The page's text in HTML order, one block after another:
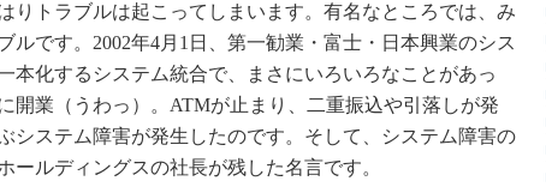
りトラブルは起こってしまいます。有名なところでは、み
ルです。2002年4月1日、第一勧業・富士・日本興業のシス
本化するシステム統合で、まさにいろいろなことがあっ
開業（うわっ）。ATMが止まり、二重振込や引落しが発
システム障害が発生したのです。そして、システム障害の
ールディングスの社長が残した名言です。